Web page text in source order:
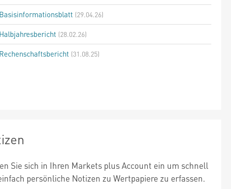
(29.04.26)
(28.02.26)
(31.08.25)
Sie sich in Ihren Markets plus Account ein um schnell
persönliche Notizen zu Wertpapiere zu erfassen.